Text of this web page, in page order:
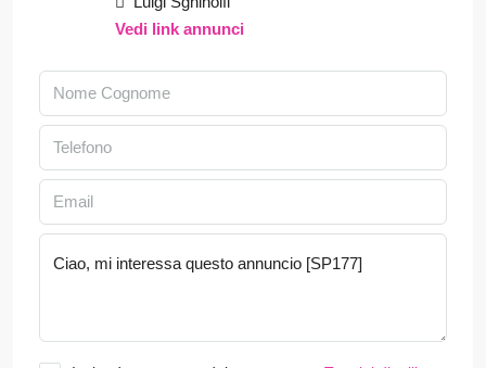
Vedi link annunci